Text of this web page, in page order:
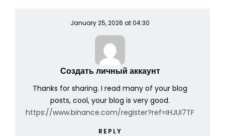
January 25, 2026 at 04:30
Создать личный аккаунт
Thanks for sharing. I read many of your blog
posts, cool, your blog is very good.
https://www.binance.com/register?ref=IHJUI7TF
REPLY